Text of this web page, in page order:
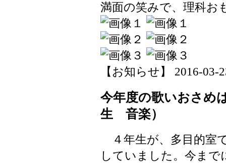
満面の笑みで、理科お
【お知らせ】 2016-03-
今年度の歌いおさめ
生 音楽）
４年生が、多目的室
していました。今まで